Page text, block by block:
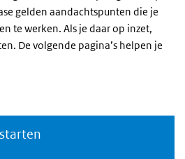
gelden aandachtspunten die je
te werken. Als je daar op inzet,
De volgende pagina’s helpen je